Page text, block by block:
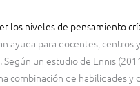
los niveles de pensamiento
ayuda para docentes, centros
Según un estudio de Ennis
combinación de habilidades y